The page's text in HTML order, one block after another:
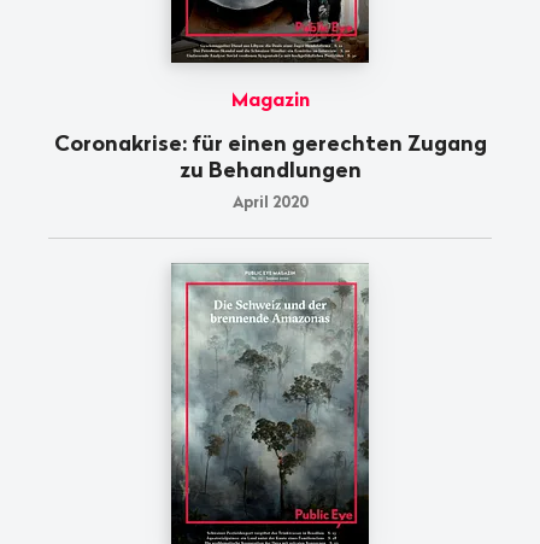
Magazin
Coronakrise: für einen gerechten Zugang
zu Behandlungen
April 2020